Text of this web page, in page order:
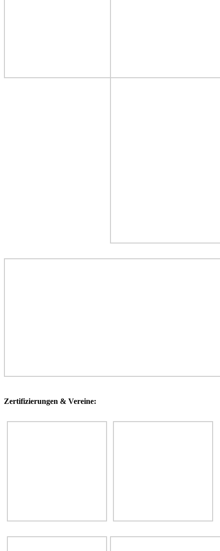
Zertifizierungen & Vereine: